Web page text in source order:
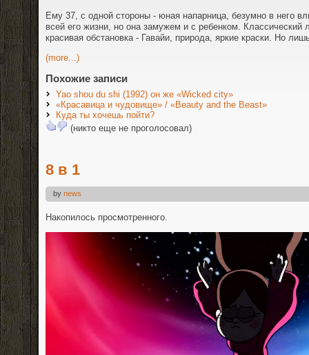
Ему 37, с одной стороны - юная напарница, безумно в него
всей его жизни, но она замужем и с ребенком. Классический
красивая обстановка - Гавайи, природа, яркие краски. Но
(more...)
Похожие записи
Yao shou du shi (1992) он же «Wicked city»
«Красавица и чудовище» / «Beauty and the Beast»
Куда ты хочешь пойти?
(никто еще не проголосовал)
8 в 1
by news
Накопилось просмотренного.